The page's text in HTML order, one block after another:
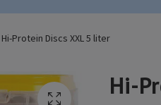
Hi-Protein Discs XXL 5 liter
Hi-